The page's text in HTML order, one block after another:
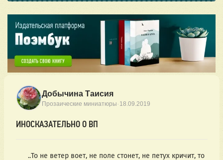
Добычина Таисия
Прозаические миниатюры · 18.09.2019
ИНОСКАЗАТЕЛЬНО О ВП